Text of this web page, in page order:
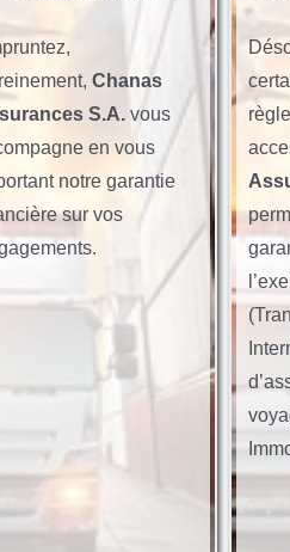
Chanas
S.A. vous
en vous
notre garantie
sur vos